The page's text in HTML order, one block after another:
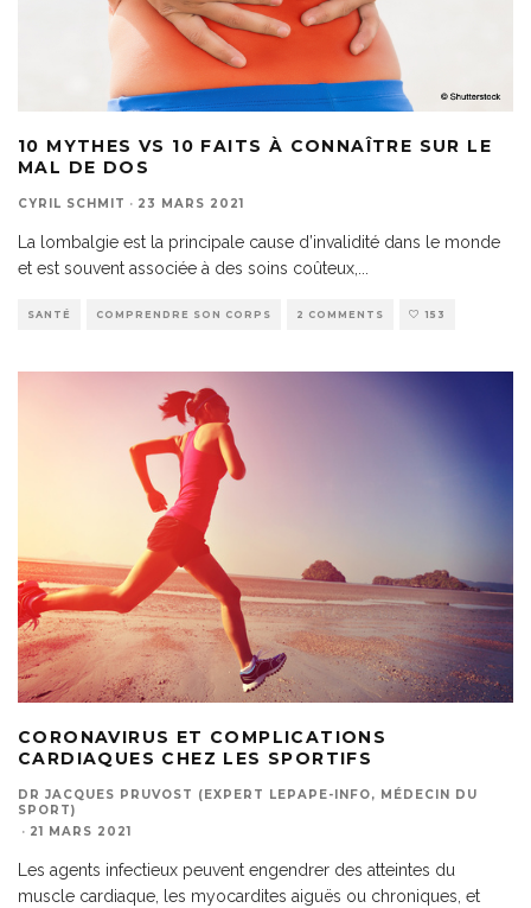
10 MYTHES VS 10 FAITS À CONNAÎTRE SUR LE
MAL DE DOS
CYRIL SCHMIT · 23 MARS 2021
La lombalgie est la principale cause d’invalidité dans le monde
et est souvent associée à des soins coûteux,...
SANTÉ COMPRENDRE SON CORPS 2 COMMENTS 153
CORONAVIRUS ET COMPLICATIONS
CARDIAQUES CHEZ LES SPORTIFS
DR JACQUES PRUVOST (EXPERT LEPAPE-INFO, MÉDECIN DU
SPORT)
· 21 MARS 2021
Les agents infectieux peuvent engendrer des atteintes du
muscle cardiaque, les myocardites aiguës ou chroniques, et